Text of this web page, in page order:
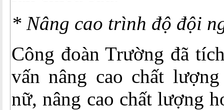
* Nâng cao trình độ đội
Công đoàn Trường đã
vấn nâng cao chất
nữ, nâng cao chất lượng